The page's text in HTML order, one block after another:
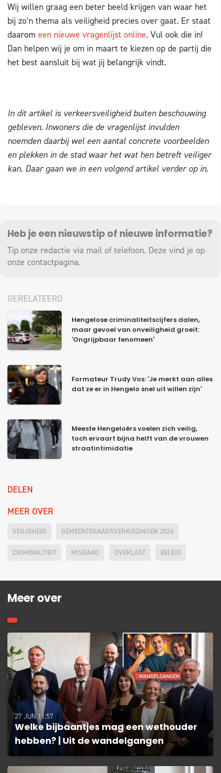
Wij willen graag een beter beeld krijgen van waar het
bij zo’n thema als veiligheid precies over gaat. Er staat
daarom een nieuwe vragenlijst online. Vul ook die in!
Dan helpen wij je om in maart te kiezen op de partij die
het best aansluit bij wat jij belangrijk vindt.
In dit artikel is verkeersveiligheid buiten beschouwing
gebleven. Inwoners die de vragenlijst invulden
noemden daarbij wel een aantal concrete voorbeelden
en plekken in de stad waar het wat hen betreft veiliger
kan. Daar gaan we in een volgend artikel verder op in.
Heb je een nieuwstip of nieuwe informatie?
Tip onze redactie via mail of telefoon. Deze vind je op
onze contactpagina.
GERELATEERD
Hengelose criminaliteitscijfers dalen,
maar gevoel van onveiligheid groeit:
'Ongrijpbaar fenomeen'
Formateur Trudy Vos: 'Je merkt aan alles
dat ze er in Hengelo snel uit willen zijn'
Meeste Hengeloërs voelen zich veilig,
toch ervaart bijna helft van de vrouwen
straatintimidatie
DELEN
MEER OVER
VEILIGHEID GEMEENTERAADSVERKIEZINGEN 2026
CRIMINALITEIT MISDAAD OVERLAST BELEID
Meer over
27 JUN 11:57
Welke bijbaantjes mag een wethouder
hebben? | Uit de wandelgangen